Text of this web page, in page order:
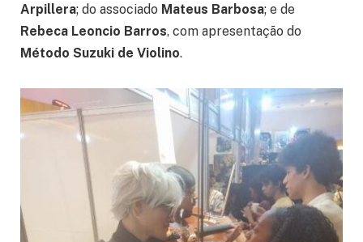
Arpillera; do associado Mateus Barbosa; e de
Rebeca Leoncio Barros, com apresentação do
Método Suzuki de Violino.